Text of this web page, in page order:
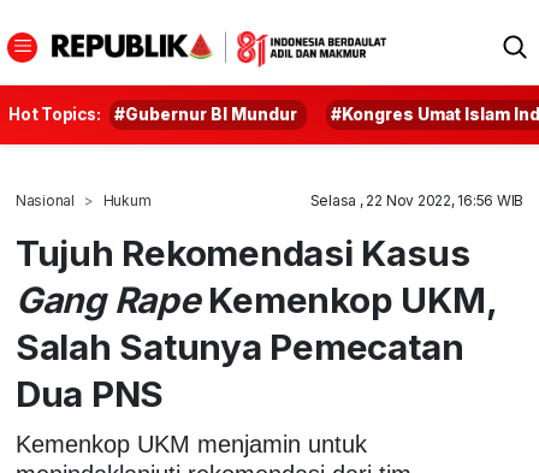
Hot Topics: #Gubernur BI Mundur #Kongres Umat Islam
Nasional Hukum Selasa , 22 Nov 2022, 16:56 WIB
Tujuh Rekomendasi Kasus
Gang RapeKemenkop UKM,
Salah Satunya Pemecatan
Dua PNS
Kemenkop UKM menjamin untuk